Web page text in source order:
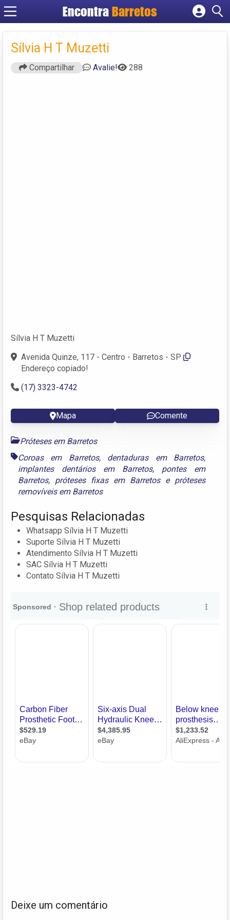
Encontra Barretos
Cadastrar empresa
Criar conta
Sílvia H T Muzetti
Compartilhar Avalie! 288
Sílvia H T Muzetti
Avenida Quinze, 117 - Centro - Barretos - SP
Endereço copiado!
(17) 3323-4742
Mapa Comente
Próteses em Barretos
Coroas em Barretos, dentaduras em Barretos,
implantes dentários em Barretos, pontes em
Barretos, próteses fixas em Barretose próteses
removíveis em Barretos
Pesquisas Relacionadas
Whatsapp Sílvia H T Muzetti
Suporte Sílvia H T Muzetti
Atendimento Sílvia H T Muzetti
SAC Sílvia H T Muzetti
Contato Sílvia H T Muzetti
Deixe um comentário